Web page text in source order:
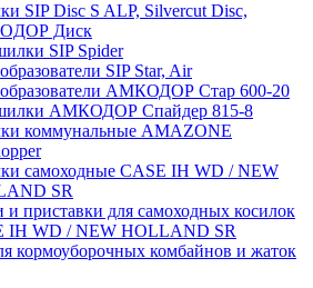
SIP Disc S ALP, Silvercut Disc,
Диск
SIP Spider
SIP Star, Air
АМКОДОР Стар 600-20
АМКОДОР Спайдер 815-8
коммунальные AMAZONE
самоходные CASE IH WD / NEW
SR
и приставки для самоходных косилок
IH WD / NEW HOLLAND SR
кормоуборочных комбайнов и жаток